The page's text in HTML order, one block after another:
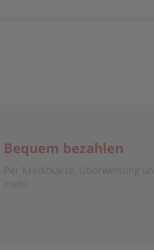
Bequem bezahlen
Per Kreditkarte, Überweisung
mehr